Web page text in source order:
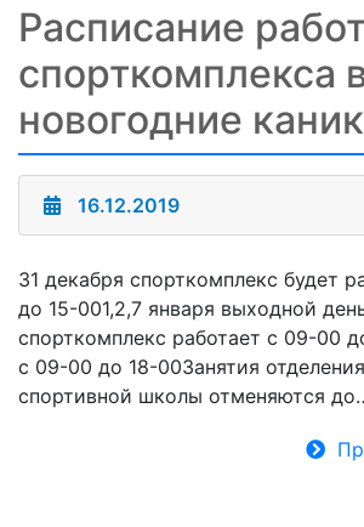
Расписание
спорткомплекса
новогодние
16.12.2019
31 декабря спорткомплекс будет
до 15-001,2,7 января выходной
спорткомплекс работает с 09-00
с 09-00 до 18-00Занятия
спортивной школы отменяются